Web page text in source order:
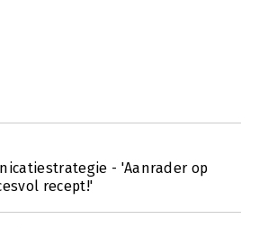
- 'Aanrader op
recept!'